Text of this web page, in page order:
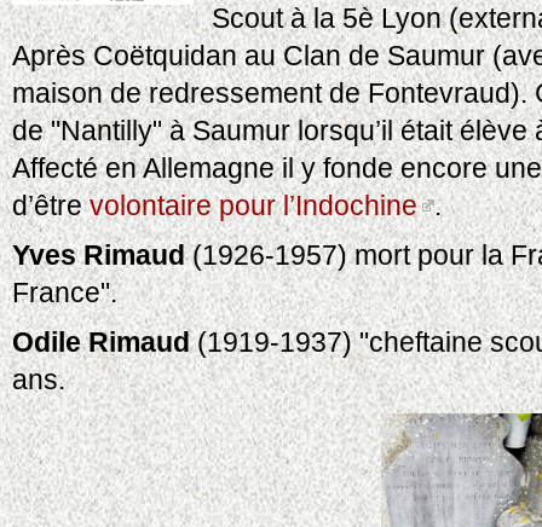
Scout à la 5è Lyon
Après Coëtquidan au Clan de Saumur
maison de redressement de Fontevraud).
de "Nantilly" à Saumur lorsqu’il était élève
Affecté en Allemagne il y fonde encore
d’êtrevolontaire pour l’Indochine
.
Yves Rimaud(1926-1957) mort pour la
France".
Odile Rimaud(1919-1937) "cheftaine
ans.